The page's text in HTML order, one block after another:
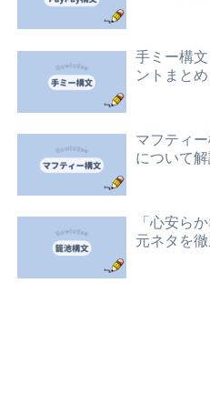
手ミー構
ントまとめ
マフティ
について解
「心安ら
元ネタを